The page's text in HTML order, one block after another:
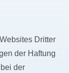
Dritter
der Haftung
der